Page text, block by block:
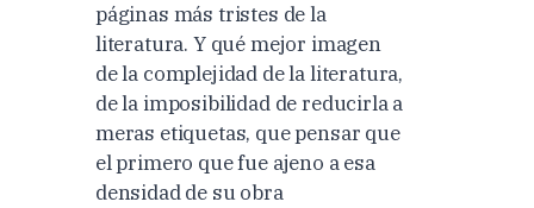
páginas más tristes de la
literatura. Y qué mejor imagen
de la complejidad de la literatura,
de la imposibilidad de reducirla a
meras etiquetas, que pensar que
el primero que fue ajeno a esa
densidad de su obra